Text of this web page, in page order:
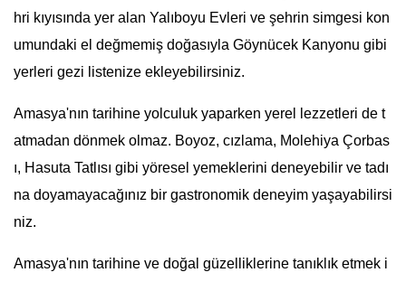
hri kıyısında yer alan Yalıboyu Evleri ve şehrin simgesi kon
umundaki el değmemiş doğasıyla Göynücek Kanyonu gibi
yerleri gezi listenize ekleyebilirsiniz.
Amasya'nın tarihine yolculuk yaparken yerel lezzetleri de t
atmadan dönmek olmaz. Boyoz, cızlama, Molehiya Çorbas
ı, Hasuta Tatlısı gibi yöresel yemeklerini deneyebilir ve tadı
na doyamayacağınız bir gastronomik deneyim yaşayabilirsi
niz.
Amasya'nın tarihine ve doğal güzelliklerine tanıklık etmek i